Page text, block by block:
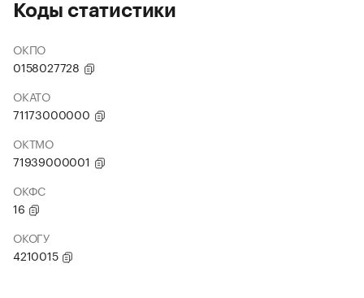
Коды статистики
ОКПО
0158027728
ОКАТО
71173000000
ОКТМО
71939000001
ОКФС
16
ОКОГУ
4210015